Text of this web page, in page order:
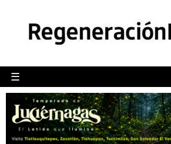
☰
POLÍTICA
CAMALEÓN
OPINIÓN
DEPORTES